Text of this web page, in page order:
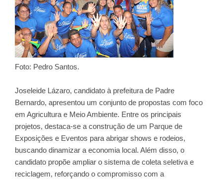
Foto: Pedro Santos.
Joseleide Lázaro, candidato à prefeitura de Padre
Bernardo, apresentou um conjunto de propostas com foco
em Agricultura e Meio Ambiente. Entre os principais
projetos, destaca-se a construção de um Parque de
Exposições e Eventos para abrigar shows e rodeios,
buscando dinamizar a economia local. Além disso, o
candidato propõe ampliar o sistema de coleta seletiva e
reciclagem, reforçando o compromisso com a